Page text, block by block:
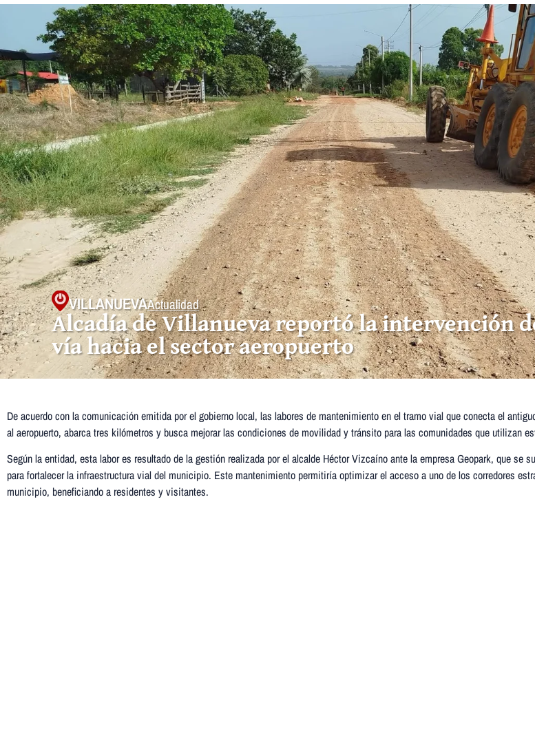
VILLANUEVAActualidad
Alcadía de Villanueva reportó la intervención
vía hacia el sector aeropuerto
De acuerdo con la comunicación emitida por el gobierno local, las labores de mantenimiento en el tramo vial que conecta el
al aeropuerto, abarca tres kilómetros y busca mejorar las condiciones de movilidad y tránsito para las comunidades que utilizan
Según la entidad, esta labor es resultado de la gestión realizada por el alcalde Héctor Vizcaíno ante la empresa Geopark, que se
para fortalecer la infraestructura vial del municipio. Este mantenimiento permitiría optimizar el acceso a uno de los corredores
municipio, beneficiando a residentes y visitantes.